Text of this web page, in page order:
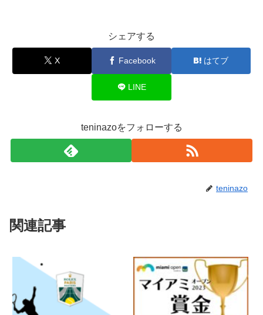
シェアする
X Facebook はてブ
LINE
teninazoをフォローする
teninazo
関連記事